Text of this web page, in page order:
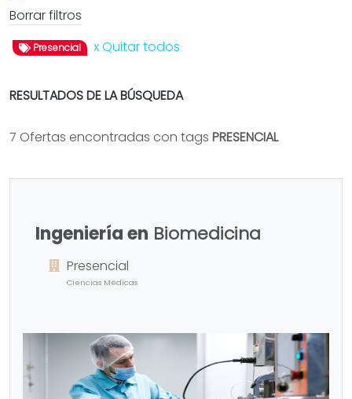
Borrar filtros
Presencial x Quitar todos
RESULTADOS DE LA BÚSQUEDA
7 Ofertas encontradas con tags PRESENCIAL
Ingeniería en Biomedicina
Presencial
Ciencias Médicas